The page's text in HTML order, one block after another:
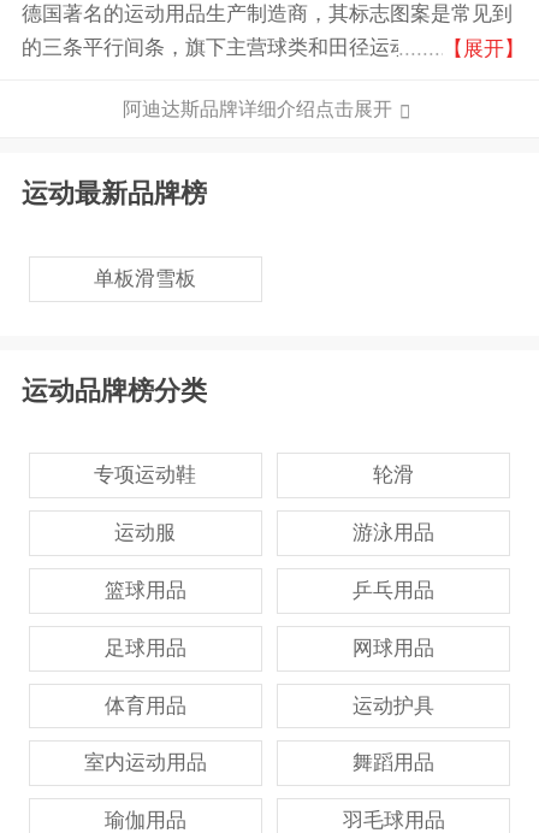
德国著名的运动用品生产制造商，其标志图案是常见到
的三条平行间条，旗下主营球类和田径运动服饰、运动
和护肤品等。
【展开】
阿迪达斯品牌详细介绍点击展开
运动最新品牌榜
单板滑雪板
运动品牌榜分类
专项运动鞋 轮滑
运动服 游泳用品
篮球用品 乒乓用品
足球用品 网球用品
体育用品 运动护具
室内运动用品 舞蹈用品
瑜伽用品 羽毛球用品